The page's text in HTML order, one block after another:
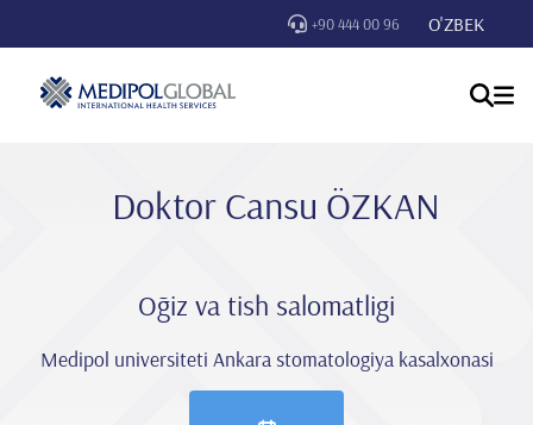
+90 444 00 96 O'ZBEK
Doktor Cansu ÖZKAN
Oğiz va tish salomatligi
Medipol universiteti Ankara stomatologiya kasalxonasi